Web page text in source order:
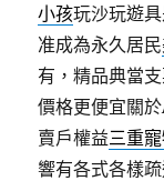
小孩玩沙玩遊
准成為永久居民
有，精品典當
價格更便宜關
賣戶權益三重
響有各式各樣